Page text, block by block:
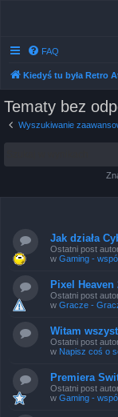
FAQ
Kiedyś tu była Retro
Tematy bez
Wyszukiwanie
Jak działa
Ostatni post
w Gaming -
Pixel
Ostatni post
w Gracze -
Witam
Ostatni post
w Napisz coś o
Premiera
Ostatni post
w Gaming -